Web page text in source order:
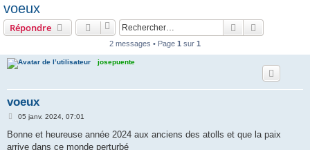
e
voeux
Répondre Rechercher
2 messages • Page 1 sur 1
josepuente
voeux
M
s
05 janv. 2024, 07:01
Bonne et heureuse année 2024 aux anciens des atolls et que la paix
arrive dans ce monde perturbé